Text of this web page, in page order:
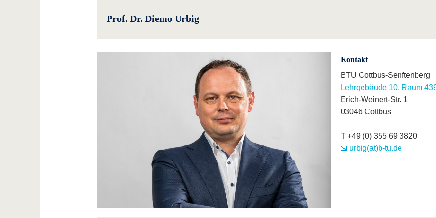
Prof. Dr. Diemo Urbig
Kontakt
BTU Cottbus-Senftenberg
Lehrgebäude 10, Raum
Erich-Weinert-Str. 1
03046 Cottbus
T +49 (0) 355 69 3820
urbig(at)b-tu.de